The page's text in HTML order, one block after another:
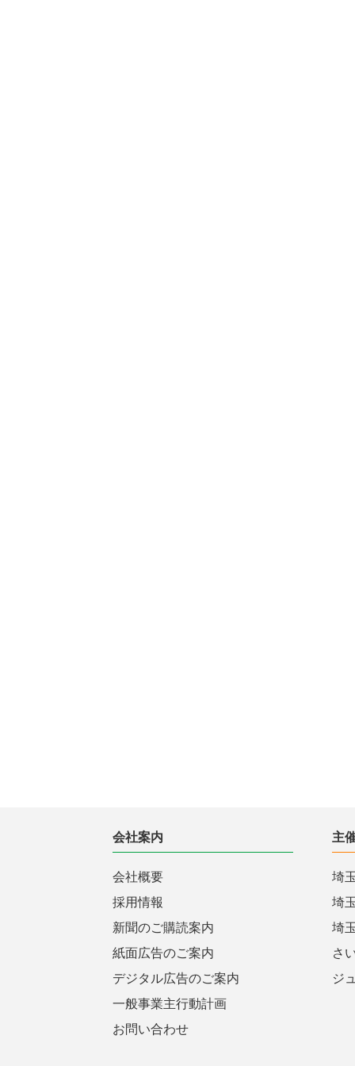
会社案内
会社概要
採用情報
新聞のご購読案内
紙面広告のご案内
デジタル広告のご案内
一般事業主行動計画
お問い合わせ
主
埼
埼
埼
さ
ジ